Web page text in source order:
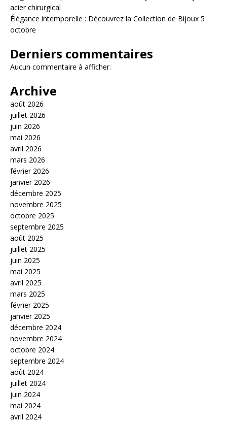
acier chirurgical
Élégance intemporelle : Découvrez la Collection de Bijoux 5
octobre
Derniers commentaires
Aucun commentaire à afficher.
Archive
août 2026
juillet 2026
juin 2026
mai 2026
avril 2026
mars 2026
février 2026
janvier 2026
décembre 2025
novembre 2025
octobre 2025
septembre 2025
août 2025
juillet 2025
juin 2025
mai 2025
avril 2025
mars 2025
février 2025
janvier 2025
décembre 2024
novembre 2024
octobre 2024
septembre 2024
août 2024
juillet 2024
juin 2024
mai 2024
avril 2024